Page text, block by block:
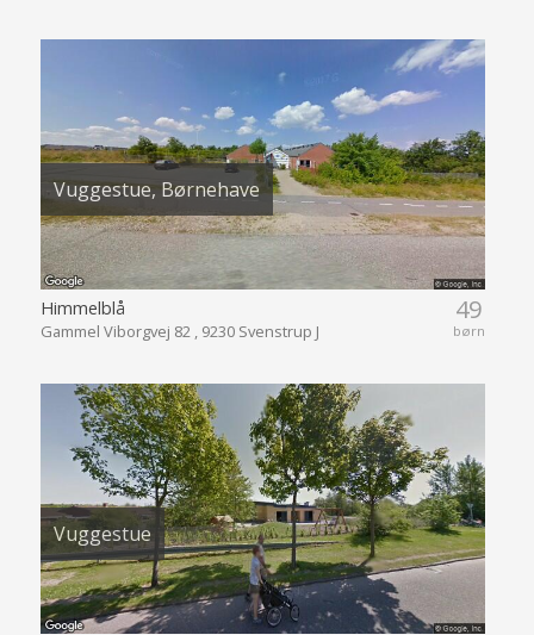
Vuggestue, Børnehave
49
børn
Himmelblå
Gammel Viborgvej 82 , 9230 Svenstrup J
Vuggestue